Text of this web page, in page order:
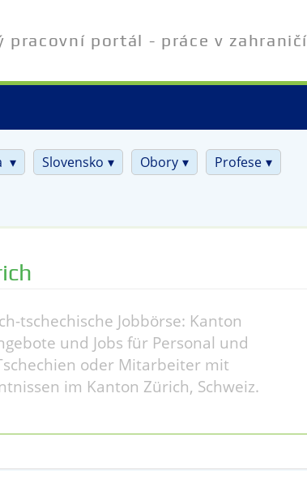
pracovní portál - práce v zahraničí
Slovensko Obory
Profese
tschechische Jobbörse: Kanton
und Jobs für Personal und
oder Mitarbeiter mit
im Kanton Zürich, Schweiz.